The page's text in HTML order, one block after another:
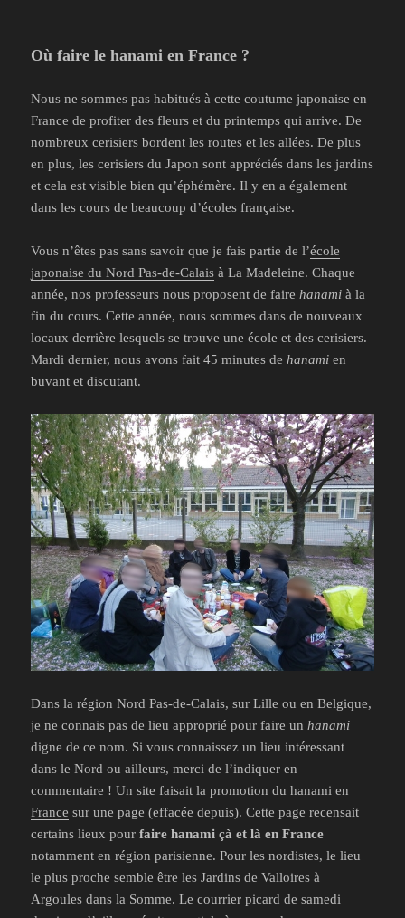
Où faire le hanami en France ?
Nous ne sommes pas habitués à cette coutume japonaise en
France de profiter des fleurs et du printemps qui arrive. De
nombreux cerisiers bordent les routes et les allées. De plus
en plus, les cerisiers du Japon sont appréciés dans les jardins
et cela est visible bien qu’éphémère. Il y en a également
dans les cours de beaucoup d’écoles française.
Vous n’êtes pas sans savoir que je fais partie de l’école
japonaise du Nord Pas-de-Calais à La Madeleine. Chaque
année, nos professeurs nous proposent de fairehanami à la
fin du cours. Cette année, nous sommes dans de nouveaux
locaux derrière lesquels se trouve une école et des cerisiers.
Mardi dernier, nous avons fait 45 minutes dehanami en
buvant et discutant.
Dans la région Nord Pas-de-Calais, sur Lille ou en Belgique,
je ne connais pas de lieu approprié pour faire unhanami
digne de ce nom. Si vous connaissez un lieu intéressant
dans le Nord ou ailleurs, merci de l’indiquer en
commentaire ! Un site faisait lapromotion du hanami en
France sur une page (effacée depuis). Cette page recensait
certains lieux pourfaire hanami çà et là en France
notamment en région parisienne. Pour les nordistes, le lieu
le plus proche semble être lesJardins de Valloires à
Argoules dans la Somme. Le courrier picard de samedi